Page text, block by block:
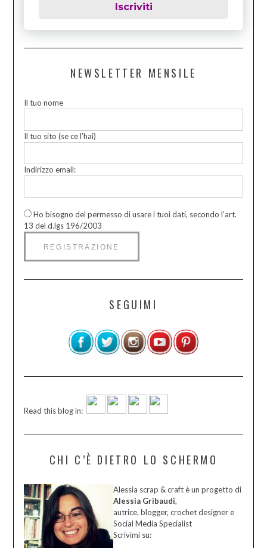
Iscriviti
NEWSLETTER MENSILE
Il tuo nome
Il tuo sito (se ce l’hai)
Indirizzo email:
Ho bisogno del permesso di usare i tuoi dati, secondo l’art.
13 del d.lgs 196/2003
SEGUIMI
Read this blog in:
CHI C’È DIETRO LO SCHERMO
Alessia scrap & craft è un progetto di
Alessia Gribaudi,
autrice, blogger, crochet designer e
Social Media Specialist
Scrivimi su: